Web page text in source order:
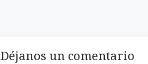
Déjanos un comentario